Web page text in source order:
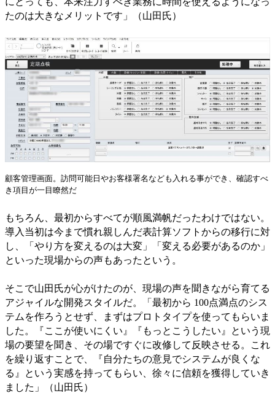
たのは大きなメリットです」（山田氏）
顧客管理画面。訪問可能日やお客様署名なども入れる事ができ、確認すべ
き項目が一目瞭然だ
もちろん、最初からすべてが順風満帆だったわけではない。
導入当初は今まで慣れ親しんだ表計算ソフトからの移行に対
し、「やり方を変えるのは大変」「変える必要があるのか」
といった現場からの声もあったという。
そこで山田氏が心がけたのが、現場の声を聞きながら育てる
アジャイルな開発スタイルだ。「最初から 100点満点のシス
テムを作ろうとせず、まずはプロトタイプを使ってもらいま
した。『ここが使いにくい』『もっとこうしたい』という現
場の要望を聞き、その場ですぐに改修して反映させる。これ
を繰り返すことで、『自分たちの意見でシステムが良くな
る』という実感を持ってもらい、徐々に信頼を獲得していき
ました」（山田氏）